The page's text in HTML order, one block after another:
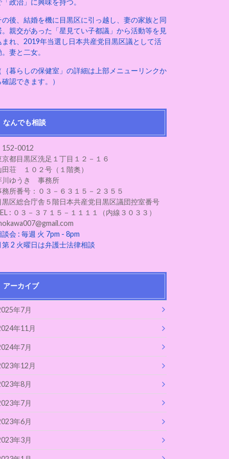
の後、結婚を機に目黒区に引っ越し、妻の家族と同
。親交があった「星見てい子都議」から活動等を見
まれ、2019年当選し日本共産党目黒区議として活
。妻と二女。
｛暮らしの保健室」の詳細は上部メニューリンクか
確認できます。）
なんでも相談
152-0012
京都目黒区洗足１丁目１２－１６
田荘 １０２号（１階奥）
川ゆうき 事務所
務所番号：０３－６３１５－２３５５
黒区総合庁舎５階日本共産党目黒区議団控室番号
: ０３－３７１５－１１１１（内線３０３３）
談会 : 毎週 火 7pm - 8pm
第 2 火曜日は弁護士法律相談
アーカイブ
年7月
年11月
年7月
年12月
年8月
年7月
年6月
年3月